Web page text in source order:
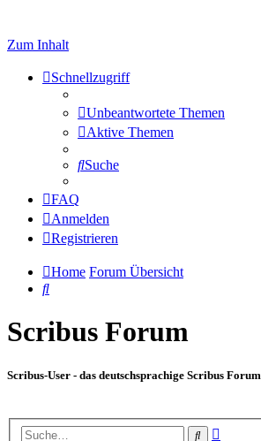
Zum Inhalt
Schnellzugriff
Unbeantwortete Themen
Aktive Themen
Suche
FAQ
Anmelden
Registrieren
Home Forum Übersicht
Suche
Scribus Forum
Scribus-User - das deutschsprachige Scribus Forum
Suche